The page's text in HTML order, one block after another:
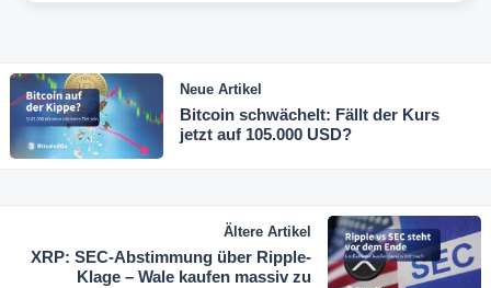
Neue Artikel
Bitcoin schwächelt: Fällt der Kurs
jetzt auf 105.000 USD?
Ältere Artikel
XRP: SEC-Abstimmung über Ripple-
Klage – Wale kaufen massiv zu